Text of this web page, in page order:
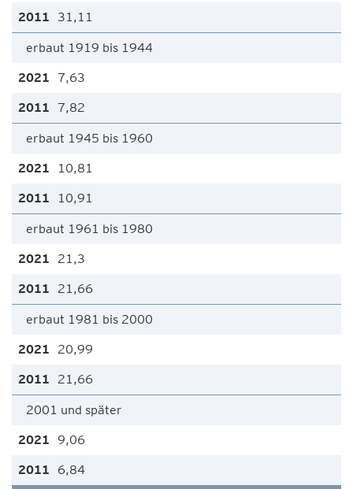
31,11
erbaut 1919 bis 1944
7,63
7,82
erbaut 1945 bis 1960
10,81
10,91
erbaut 1961 bis 1980
21,3
21,66
erbaut 1981 bis 2000
20,99
21,66
2001 und später
9,06
6,84